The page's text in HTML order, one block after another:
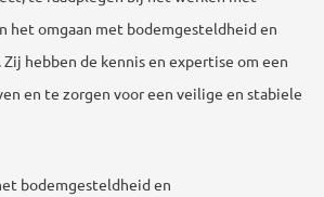
het omgaan met bodemgesteldheid en
hebben de kennis en expertise om een
en te zorgen voor een veilige en stabiele
bodemgesteldheid en